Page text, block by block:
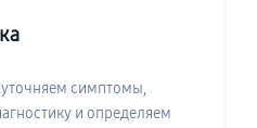
симптомы,
и определяем